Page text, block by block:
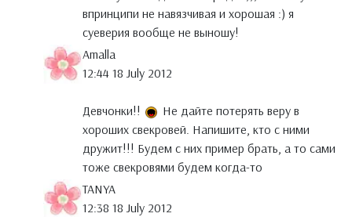
впринципи не навязчивая и хорошая :) я
суеверия вообще не выношу!
Amalla
12:44 18 July 2012
Девчонки!!
Не дайте потерять веру в
хороших свекровей. Напишите, кто с ними
дружит!!! Будем с них пример брать, а то сами
тоже свекровями будем когда-то
TANYA
12:38 18 July 2012